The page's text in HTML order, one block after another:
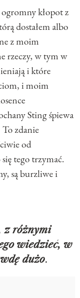
kłopot z
dostałem albo
z moim
rzeczy, w tym w
i które
i moim
Sting śpiewa
To zdanie
od
tego trzymać.
są burzliwe i
z różnymi
wiedzieć, w
dużo.